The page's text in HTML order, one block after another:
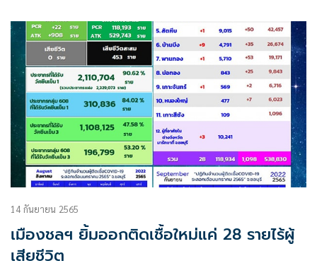
14 กันยายน 2565
เมืองชลฯ ยิ้มออกติดเชื้อใหม่แค่ 28 รายไร้ผู้
เสียชีวิต